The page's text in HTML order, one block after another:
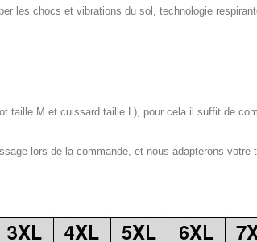
les chocs et vibrations du sol, technologie
taille M et cuissard taille L), pour cela il suffit de
lors de la commande, et nous adapterons votre